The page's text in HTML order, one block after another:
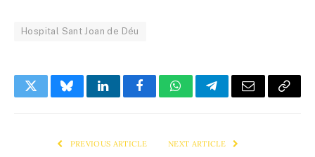
Hospital Sant Joan de Déu
TwitterBlueskyLinkedInFacebookWhatsAppTelegramEmail Copy
PREVIOUS ARTICLE NEXT ARTICLE